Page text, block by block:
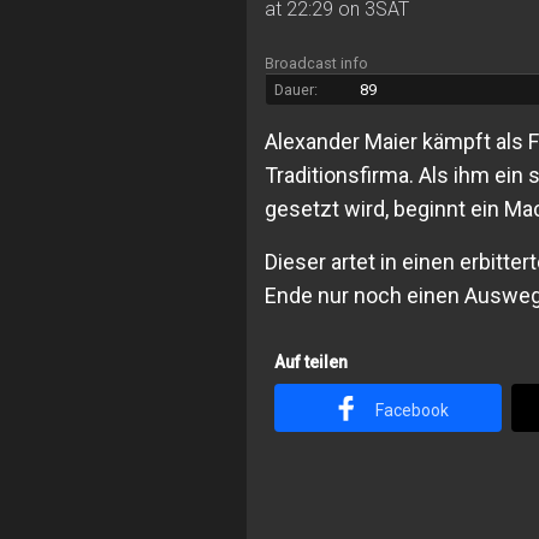
at 22:29 on 3SAT
Broadcast info
Dauer:
89
Alexander Maier kämpft als
Traditionsfirma. Als ihm ein
gesetzt wird, beginnt ein
Dieser artet in einen
Ende nur noch einen
Auf teilen
Facebook